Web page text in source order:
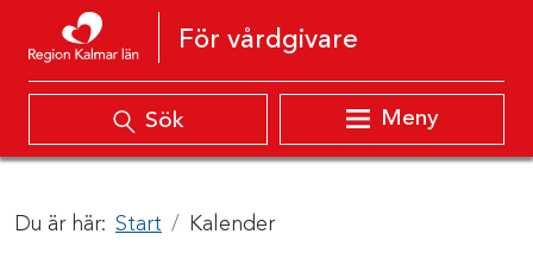
Hoppa till innehåll
För vårdgivare
Sök Meny
Du är här: Start Kalender